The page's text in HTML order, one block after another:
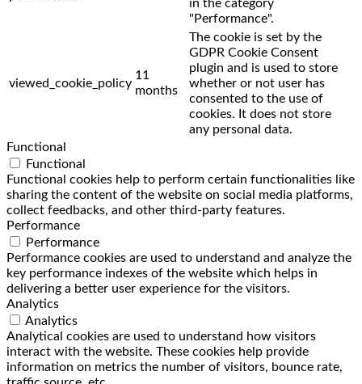
in the category
"Performance".
viewed_cookie_policy
11
months
The cookie is set by the
GDPR Cookie Consent
plugin and is used to store
whether or not user has
consented to the use of
cookies. It does not store
any personal data.
Functional
Functional
Functional cookies help to perform certain functionalities like
sharing the content of the website on social media platforms,
collect feedbacks, and other third-party features.
Performance
Performance
Performance cookies are used to understand and analyze the
key performance indexes of the website which helps in
delivering a better user experience for the visitors.
Analytics
Analytics
Analytical cookies are used to understand how visitors
interact with the website. These cookies help provide
information on metrics the number of visitors, bounce rate,